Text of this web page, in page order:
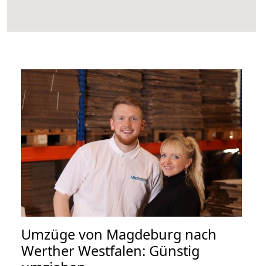
Umzüge von Magdeburg nach
Werther Westfalen: Günstig